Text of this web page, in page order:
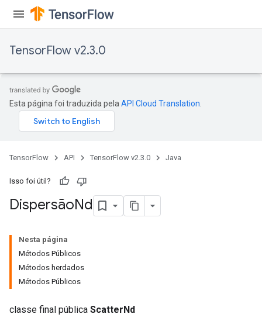
TensorFlow v2.3.0
Esta página foi traduzida pela API Cloud Translation
TensorFlow API TensorFlow v2.3.0 Java
Isso foi útil?
DispersãoNd
Nesta página
Métodos Públicos
Métodos herdados
Métodos Públicos
classe final pública ScatterNd